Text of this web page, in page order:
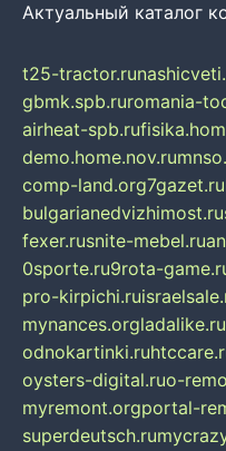
Актуальный каталог
t25-tractor.ru
gbmk.spb.ruromania-
airheat-spb.ru
demo.home.nov.ru
comp-land.org7gazet.ru
bulgarianedvizhimost.ru
fexer.rusnite-mebel.ru
0sporte.ru9rota-
pro-kirpichi.ru
mynances.orgladalike.ru
odnokartinki.ru
oysters-digital.ruo-
myremont.orgportal-
superdeutsch.ru